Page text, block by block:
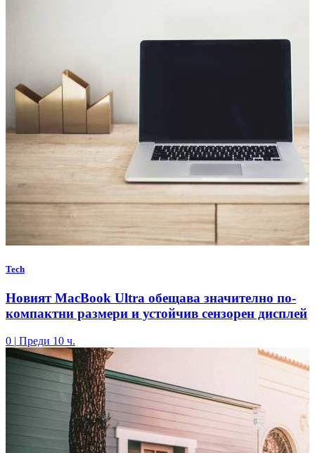
Tech
Новият MacBook Ultra обещава значително по-
компактни размери и устойчив сензорен дисплей
0 | Преди 10 ч.